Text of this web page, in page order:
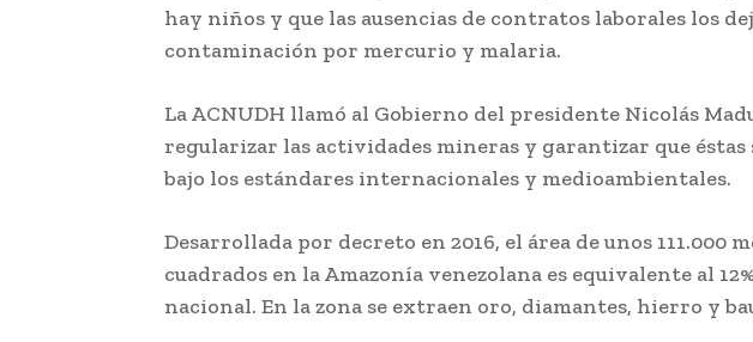
hay niños y que las ausencias de contratos laborales los
contaminación por mercurio y malaria.
La ACNUDH llamó al Gobierno del presidente Nicolás
regularizar las actividades mineras y garantizar que éstas
bajo los estándares internacionales y medioambientales.
Desarrollada por decreto en 2016, el área de unos 111.000
cuadrados en la Amazonía venezolana es equivalente al
nacional. En la zona se extraen oro, diamantes, hierro y